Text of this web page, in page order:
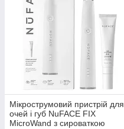
Мікрострумовий пристрій для
очей і губ NuFACE FIX
MicroWand з сироваткою